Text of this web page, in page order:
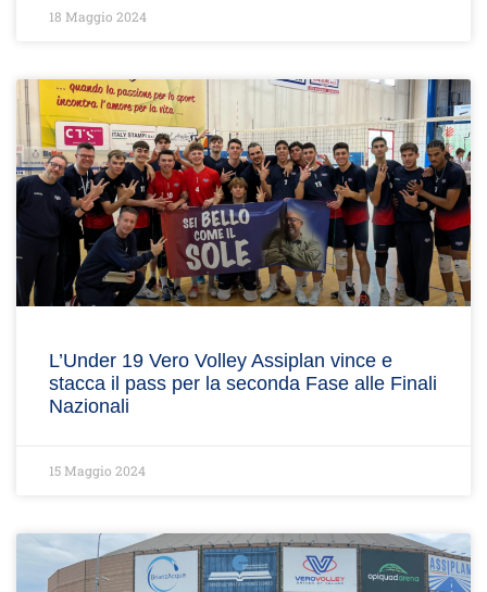
18 Maggio 2024
L’Under 19 Vero Volley Assiplan vince e
stacca il pass per la seconda Fase alle Finali
Nazionali
15 Maggio 2024